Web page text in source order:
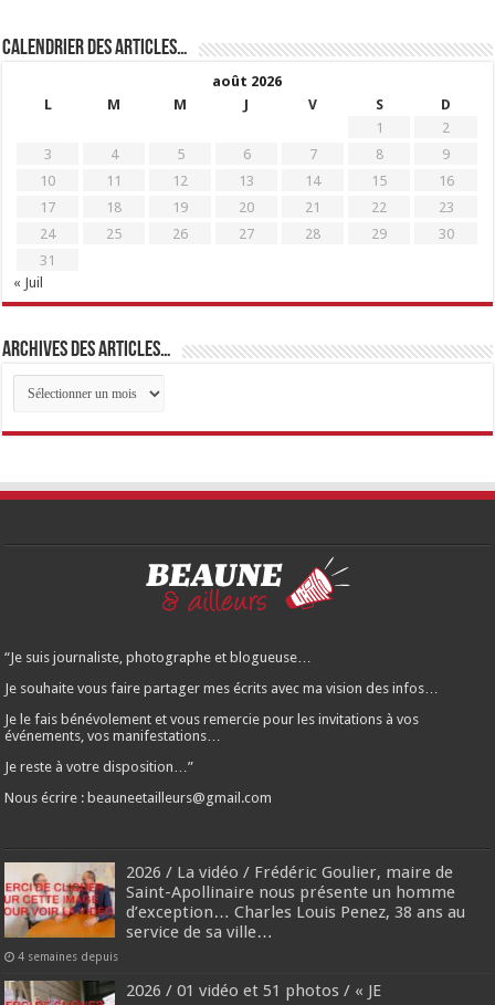
Calendrier des articles…
août 2026
L
M M J V S
D
1
2
3
4 5 6 7 8
9
10
11 12 13 14 15
16
17
18 19 20 21 22
23
24
25 26 27 28 29
30
31
« Juil
Archives des articles…
Archives
des
articles…
“Je suis journaliste, photographe et blogueuse…
Je souhaite vous faire partager mes écrits avec ma vision des infos…
Je le fais bénévolement et vous remercie pour les invitations à vos
événements, vos manifestations…
Je reste à votre disposition…”
Nous écrire : beauneetailleurs@gmail.com
2026 / La vidéo / Frédéric Goulier, maire de
Saint-Apollinaire nous présente un homme
d’exception… Charles Louis Penez, 38 ans au
service de sa ville…
4 semaines depuis
2026 / 01 vidéo et 51 photos / « JE